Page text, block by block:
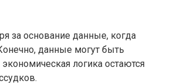
за основание данные, когда
данные могут быть
логика остаются